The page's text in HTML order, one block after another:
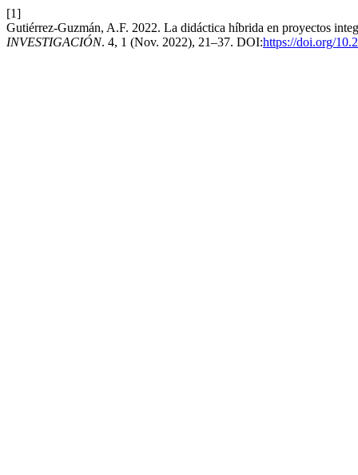
[1]
Gutiérrez-Guzmán, A.F. 2022. La didáctica híbrida en proyectos
INVESTIGACIÓN. 4, 1 (Nov. 2022), 21–37. DOI:https://doi.org/